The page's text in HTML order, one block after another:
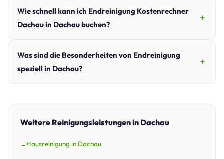
Wie schnell kann ich Endreinigung Kostenrechner
Dachau in Dachau buchen?
Was sind die Besonderheiten von Endreinigung
speziell in Dachau?
Weitere Reinigungsleistungen in Dachau
Hausreinigung in Dachau